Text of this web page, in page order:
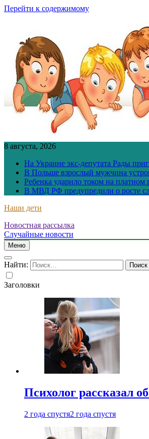
Перейти к содержимому
8 августа, 2026
На Украине экс-депутата Рады
В Польше взрослый мужчина
Ребенка ударило током на платном
В МВД РФ предупредили о росте
Наши дети
Новостная рассылка
Случайные новости
Меню
Найти:
Заголовки
Психолог рассказал
2 года спустя2 года спустя